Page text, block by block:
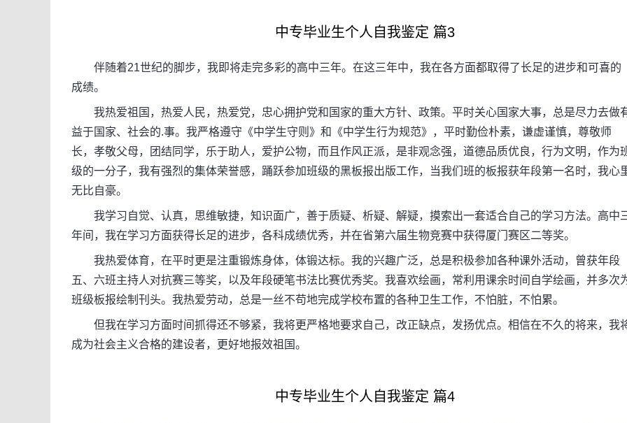
中专毕业生个人自我鉴定 篇3
伴随着21世纪的脚步，我即将走完多彩的高中三年。在这三年中，我在各方面都取得了长足的进步和可喜的
成绩。
我热爱祖国，热爱人民，热爱党，忠心拥护党和国家的重大方针、政策。平时关心国家大事，总是尽力去做
益于国家、社会的.事。我严格遵守《中学生守则》和《中学生行为规范》，平时勤俭朴素，谦虚谨慎，尊敬师
长，孝敬父母，团结同学，乐于助人，爱护公物，而且作风正派，是非观念强，道德品质优良，行为文明，作为
级的一分子，我有强烈的集体荣誉感，踊跃参加班级的黑板报出版工作，当我们班的板报获年段第一名时，我心
无比自豪。
我学习自觉、认真，思维敏捷，知识面广，善于质疑、析疑、解疑，摸索出一套适合自己的学习方法。高中
年间，我在学习方面获得长足的进步，各科成绩优秀，并在省第六届生物竞赛中获得厦门赛区二等奖。
我热爱体育，在平时更是注重锻炼身体，体锻达标。我的兴趣广泛，总是积极参加各种课外活动，曾获年段
五、六班主持人对抗赛三等奖，以及年段硬笔书法比赛优秀奖。我喜欢绘画，常利用课余时间自学绘画，并多次
班级板报绘制刊头。我热爱劳动，总是一丝不苟地完成学校布置的各种卫生工作，不怕脏，不怕累。
但我在学习方面时间抓得还不够紧，我将更严格地要求自己，改正缺点，发扬优点。相信在不久的将来，我
成为社会主义合格的建设者，更好地报效祖国。
中专毕业生个人自我鉴定 篇4